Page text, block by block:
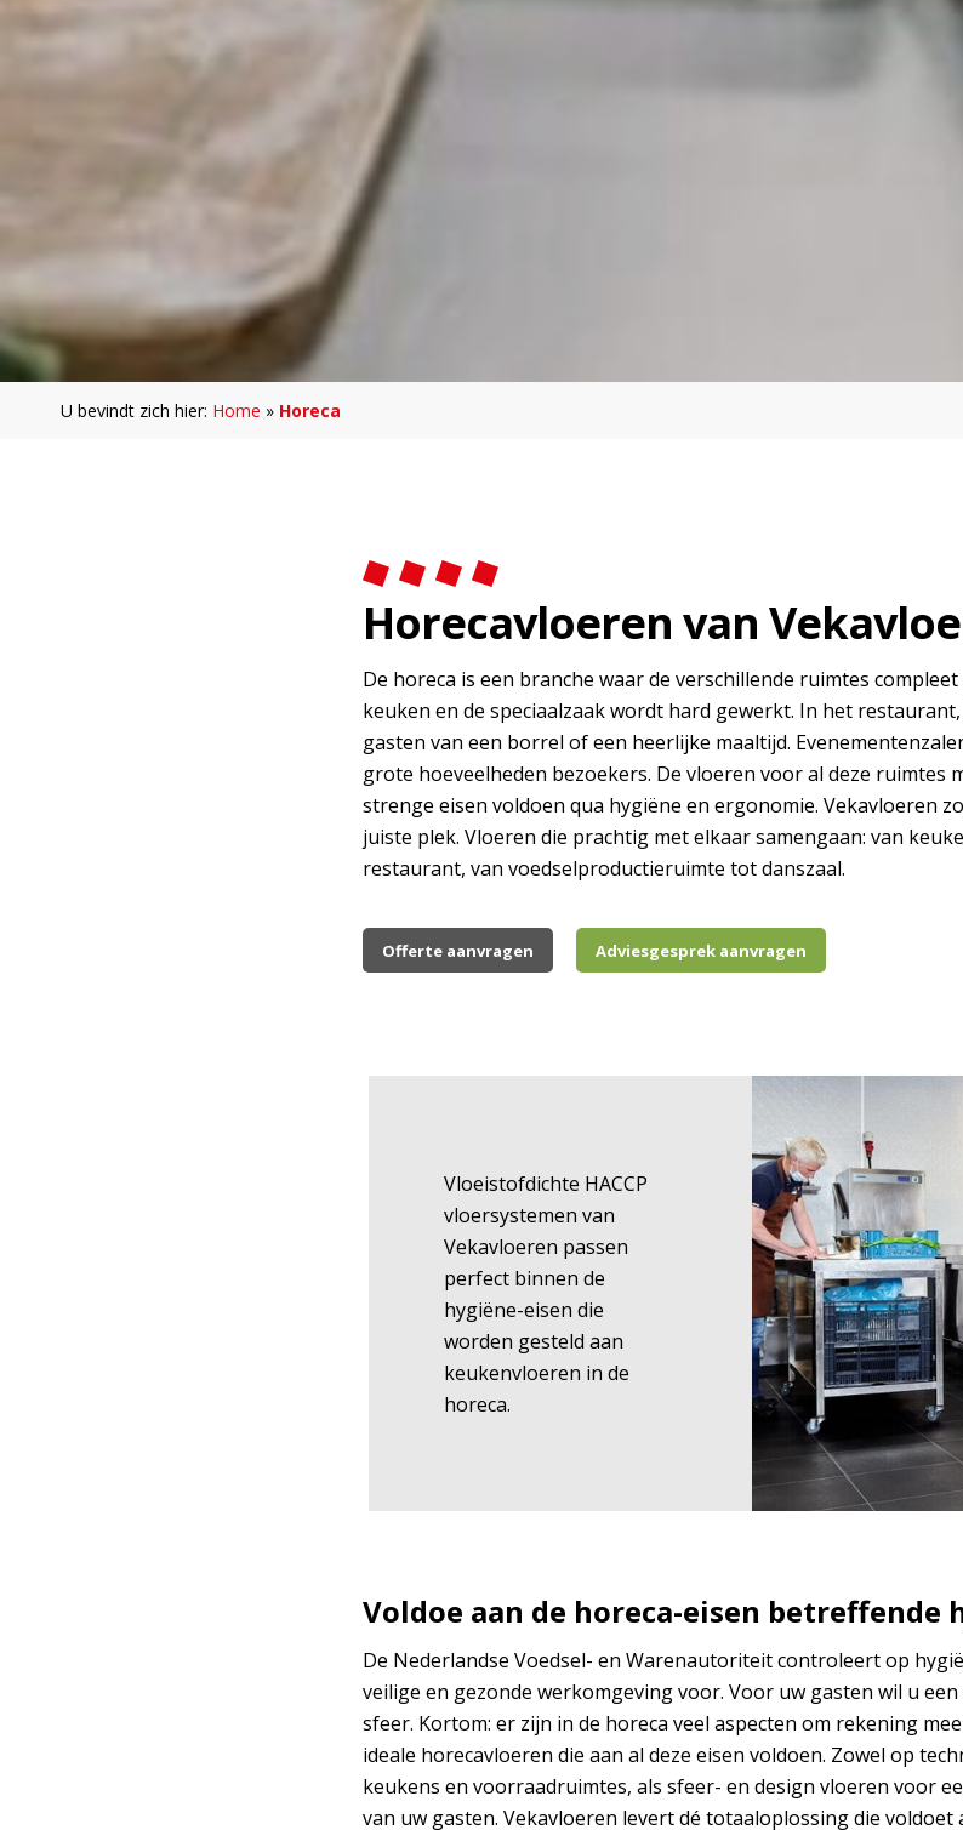
U bevindt zich hier: Home » Horeca
Horecavloeren van
De horeca is een branche waar de verschillende ruimtes
keuken en de speciaalzaak wordt hard gewerkt. In het
gasten van een borrel of een heerlijke maaltijd.
grote hoeveelheden bezoekers. De vloeren voor al deze ruimtes
strenge eisen voldoen qua hygiëne en ergonomie. Vekavloeren
juiste plek. Vloeren die prachtig met elkaar samengaan: van
restaurant, van voedselproductieruimte tot danszaal.
Offerte aanvragen Adviesgesprek aanvragen
Vloeistofdichte HACCP
vloersystemen van
Vekavloeren passen
perfect binnen de
hygiëne-eisen die
worden gesteld aan
keukenvloeren in de
horeca.
Voldoe aan de horeca-eisen betreffende
De Nederlandse Voedsel- en Warenautoriteit controleert op
veilige en gezonde werkomgeving voor. Voor uw gasten wil u
sfeer. Kortom: er zijn in de horeca veel aspecten om rekening
ideale horecavloeren die aan al deze eisen voldoen. Zowel op
keukens en voorraadruimtes, als sfeer- en design vloeren voor
van uw gasten. Vekavloeren levert dé totaaloplossing die voldoet